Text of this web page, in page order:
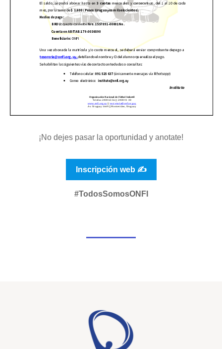
¡No dejes pasar la oportunidad y anotate!
Inscripción web ✍️
#TodosSomosONFI